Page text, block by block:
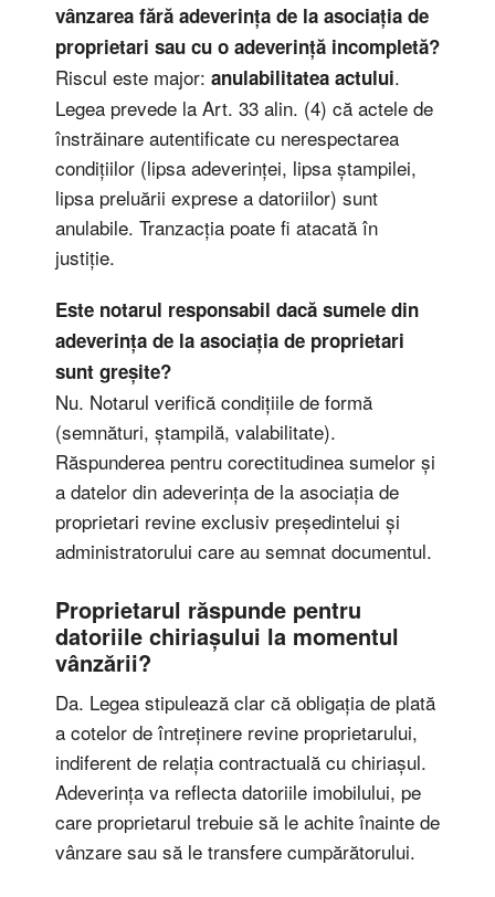
vânzarea fără adeverința de la asociația de
proprietari sau cu o adeverință incompletă?
Riscul este major: anulabilitatea actului.
Legea prevede la Art. 33 alin. (4) că actele de
înstrăinare autentificate cu nerespectarea
condițiilor (lipsa adeverinței, lipsa ștampilei,
lipsa preluării exprese a datoriilor) sunt
anulabile. Tranzacția poate fi atacată în
justiție.
Este notarul responsabil dacă sumele din
adeverința de la asociația de proprietari
sunt greșite?
Nu. Notarul verifică condițiile de formă
(semnături, ștampilă, valabilitate).
Răspunderea pentru corectitudinea sumelor și
a datelor din adeverința de la asociația de
proprietari revine exclusiv președintelui și
administratorului care au semnat documentul.
Proprietarul răspunde pentru
datoriile chiriașului la momentul
vânzării?
Da. Legea stipulează clar că obligația de plată
a cotelor de întreținere revine proprietarului,
indiferent de relația contractuală cu chiriașul.
Adeverința va reflecta datoriile imobilului, pe
care proprietarul trebuie să le achite înainte de
vânzare sau să le transfere cumpărătorului.